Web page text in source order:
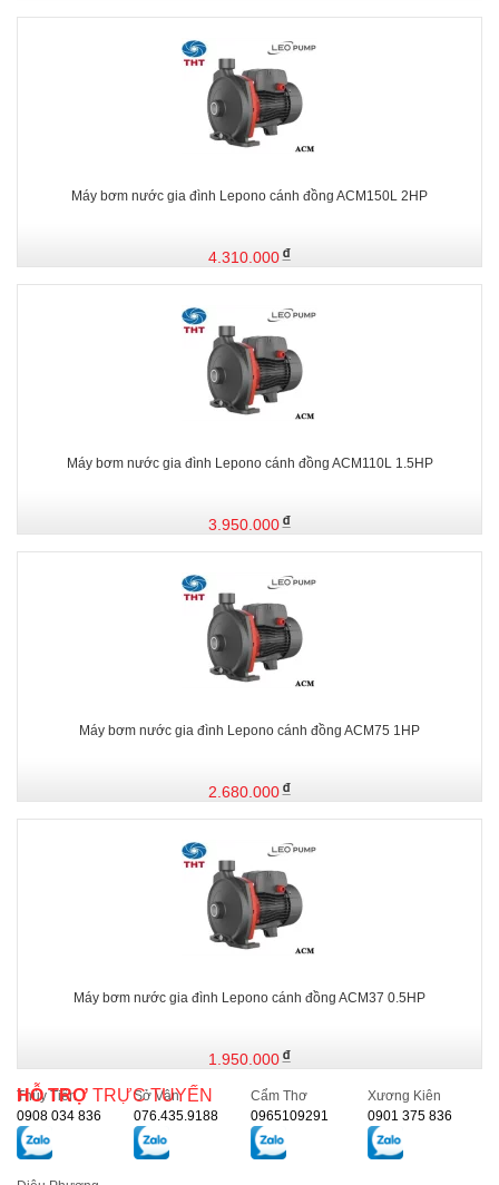
Máy bơm nước gia đình Lepono cánh đồng ACM150L 2HP
4.310.000
Máy bơm nước gia đình Lepono cánh đồng ACM110L 1.5HP
3.950.000
Máy bơm nước gia đình Lepono cánh đồng ACM75 1HP
2.680.000
Máy bơm nước gia đình Lepono cánh đồng ACM37 0.5HP
1.950.000
HỖ TRỢ TRỰC TUYẾN
Thủy Tiên
0908 034 836
Sở Vân
076.435.9188
Cẩm Thơ
0965109291
Xương Kiên
0901 375 836